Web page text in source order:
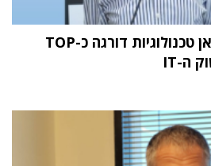
מחקר STKI השנתי: וואן טכנולוגיות דורגה כ-TOP